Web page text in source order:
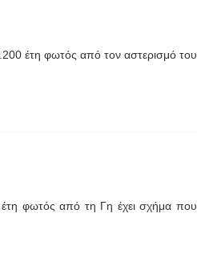
έτη φωτός από τον αστερισμό του
φωτός από τη Γη έχει σχήμα που